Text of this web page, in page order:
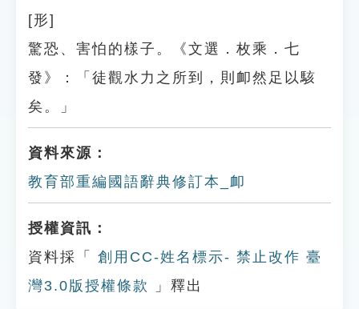
[形]
驚恐、害怕的樣子。《文選．枚乘．七
發》：「徒觀水力之所到，則卹然足以駭
矣。」
資料來源：
教育部重編國語辭典修訂本_卹
授權資訊：
資料採「
創用CC-姓名標示- 禁止改作 臺
灣3.0版授權條款
」釋出